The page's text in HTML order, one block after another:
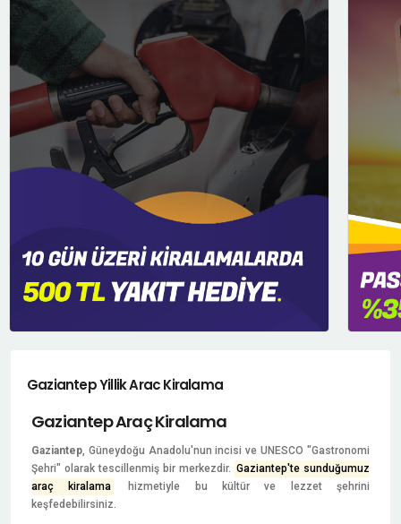
Gaziantep Yillik Arac Kiralama
Gaziantep Araç Kiralama
Gaziantep, Güneydoğu Anadolu'nun incisi ve UNESCO "Gastronomi
Şehri" olarak tescillenmiş bir merkezdir. Gaziantep'te sunduğumuz
araç kiralama
hizmetiyle bu kültür ve lezzet şehrini
keşfedebilirsiniz.